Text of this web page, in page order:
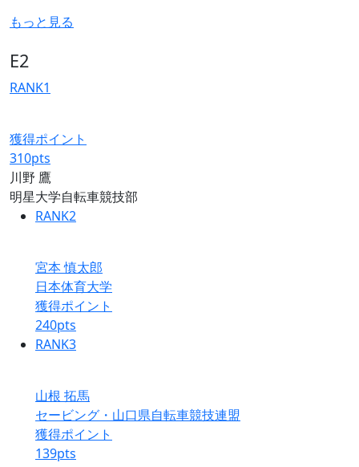
もっと見る
E2
RANK1
獲得ポイント
310pts
川野 鷹
明星大学自転車競技部
RANK2
宮本 慎太郎
日本体育大学
獲得ポイント
240pts
RANK3
山根 拓馬
セービング・山口県自転車競技連盟
獲得ポイント
139pts